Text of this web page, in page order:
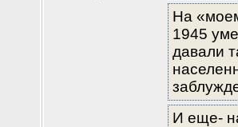
На
1945
давали
И еще-